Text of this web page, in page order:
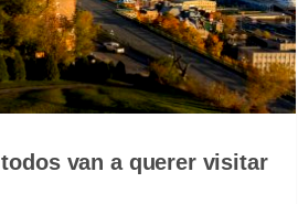
van a querer visitar